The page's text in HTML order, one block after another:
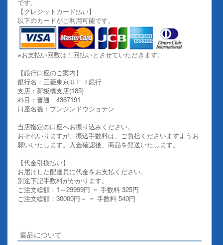
です。
【クレジットカード払い】
以下のカードがご利用可能です。
※お支払い回数は１回払いとさせていただきます。
【銀行口座のご案内】
銀行名：三菱東京ＵＦＪ銀行
支店：新板橋支店(185)
科目：普通 4367191
口座名義：ブンシンドウショテン
当店指定の口座へお振り込みください。
おそれいりますが、振込手数料は、ご負担くださいますようお
願いいたします。入金確認後、商品を発送いたします。
【代金引換払い】
お届けした配達員に代金をお支払ください。
別途下記手数料がかかります。
ご注文総額：1～29999円 ＝ 手数料 325円
ご注文総額：30000円～ ＝ 手数料 540円
返品について